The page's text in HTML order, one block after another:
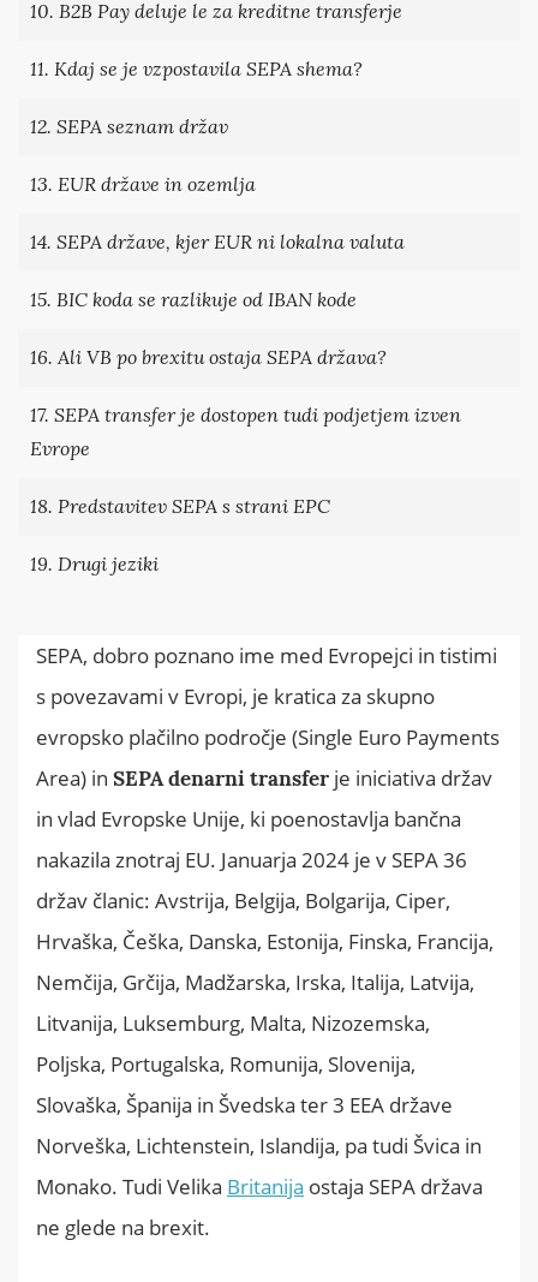
SEPA, dobro poznano ime med Evropejci in tistimi
s povezavami v Evropi, je kratica za skupno
evropsko plačilno področje (Single Euro Payments
Area) in SEPA denarni transfer je iniciativa držav
in vlad Evropske Unije, ki poenostavlja bančna
nakazila znotraj EU. Januarja 2024 je v SEPA 36
držav članic: Avstrija, Belgija, Bolgarija, Ciper,
Hrvaška, Češka, Danska, Estonija, Finska, Francija,
Nemčija, Grčija, Madžarska, Irska, Italija, Latvija,
Litvanija, Luksemburg, Malta, Nizozemska,
Poljska, Portugalska, Romunija, Slovenija,
Slovaška, Španija in Švedska ter 3 EEA države
Norveška, Lichtenstein, Islandija, pa tudi Švica in
Monako. Tudi Velika Britanija ostaja SEPA država
ne glede na brexit.
10. B2B Pay deluje le za kreditne transferje
11. Kdaj se je vzpostavila SEPA shema?
12. SEPA seznam držav
13. EUR države in ozemlja
14. SEPA države, kjer EUR ni lokalna valuta
15. BIC koda se razlikuje od IBAN kode
16. Ali VB po brexitu ostaja SEPA država?
17. SEPA transfer je dostopen tudi podjetjem izven
Evrope
18. Predstavitev SEPA s strani EPC
19. Drugi jeziki